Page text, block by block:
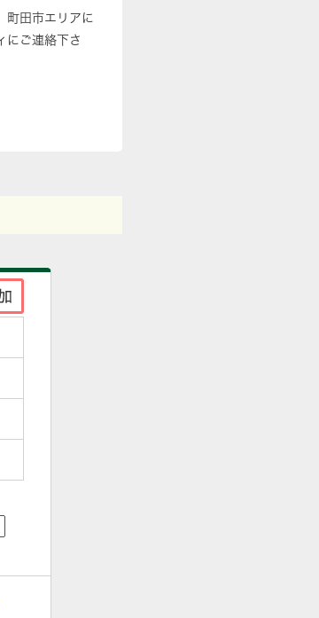
町田市エリアに
にご連絡下さ